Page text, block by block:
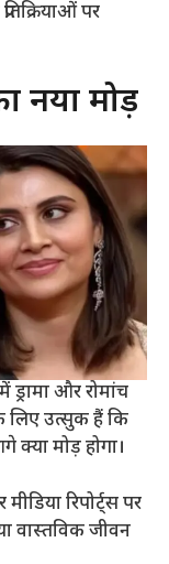
पर
नया मोड़
ड्रामा और रोमांच
लिए उत्सुक हैं कि
मोड़ होगा।
रिपोर्ट्स पर
वास्तविक जीवन